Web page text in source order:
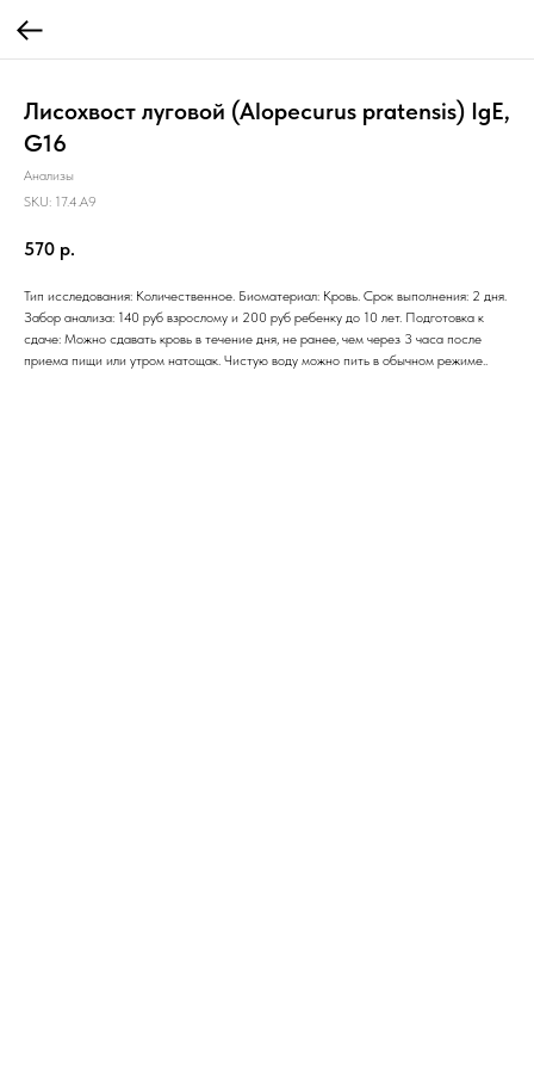
Лисохвост луговой (Alopecurus pratensis) IgE,
G16
Анализы
SKU: 17.4.A9
570 р.
Тип исследования: Количественное. Биоматериал: Кровь. Срок выполнения: 2 дня.
Забор анализа: 140 руб взрослому и 200 руб ребенку до 10 лет. Подготовка к
сдаче: Можно сдавать кровь в течение дня, не ранее, чем через 3 часа после
приема пищи или утром натощак. Чистую воду можно пить в обычном режиме..